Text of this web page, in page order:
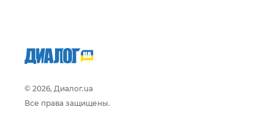
© 2026, Диалог.ua
Все права защищены.